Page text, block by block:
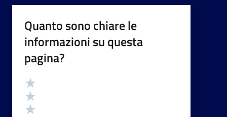
Quanto sono chiare le
informazioni su questa
pagina?
Valutazione